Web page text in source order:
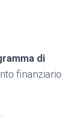
di
finanziario